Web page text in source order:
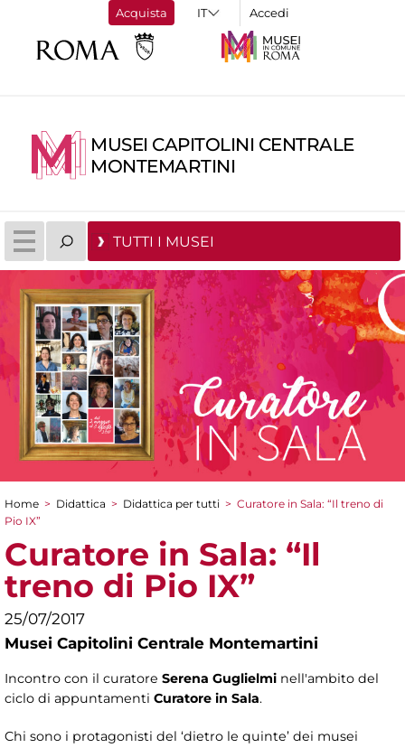
Acquista Accedi
MUSEI CAPITOLINI CENTRALE
MONTEMARTINI
TUTTI I MUSEI
Tu sei qui
Home > Didattica > Didattica per tutti > Curatore in Sala: “Il treno di
Pio IX”
Curatore in Sala: “Il
treno di Pio IX”
25/07/2017
Musei Capitolini Centrale Montemartini
Incontro con il curatore Serena Guglielmi nell'ambito del
ciclo di appuntamenti Curatore in Sala.
Chi sono i protagonisti del ‘dietro le quinte’ dei musei